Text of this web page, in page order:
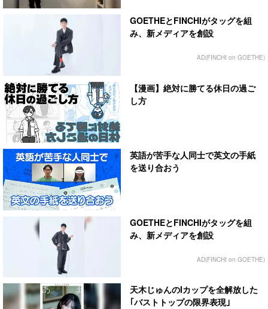
GOETHEとFINCHIがタッグを組
み、新メディアを創設
AD(FINCHI on GOETHE)
【漫画】絶対に勝てる休日の過ご
し方
英語が苦手な人同士で英文の手紙
を送り合おう
GOETHEとFINCHIがタッグを組
み、新メディアを創設
AD(FINCHI on GOETHE)
天木じゅんのIカップを全解放した
｢バストトップの限界表現｣